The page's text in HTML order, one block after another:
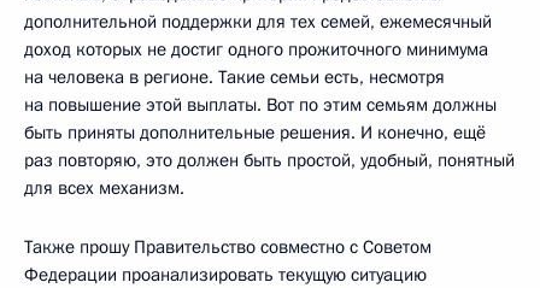
дополнительной поддержки для тех семей, ежемесячный
доход которых не достиг одного прожиточного минимума
на человека в регионе. Такие семьи есть, несмотря
на повышение этой выплаты. Вот по этим семьям должны
быть приняты дополнительные решения. И конечно, ещё
раз повторяю, это должен быть простой, удобный, понятный
для всех механизм.
Также прошу Правительство совместно с Советом
Федерации проанализировать текущую ситуацию